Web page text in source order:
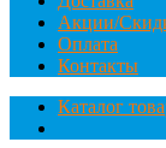
Акции/
Оплата
Контакты
Каталог